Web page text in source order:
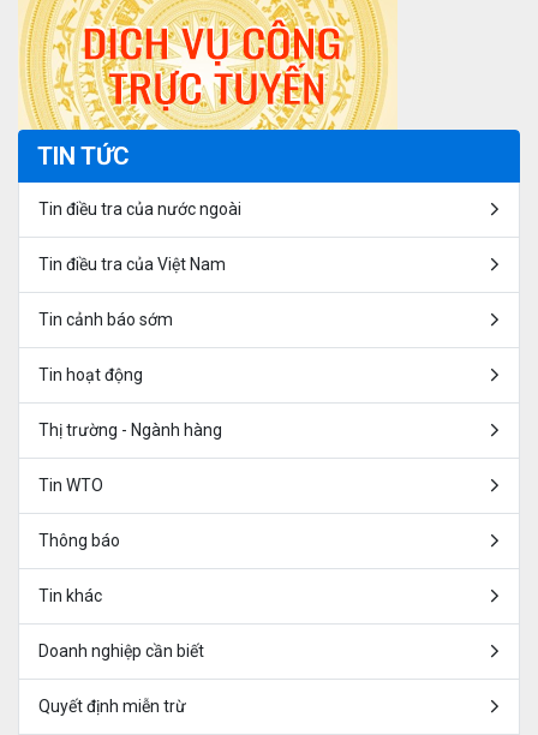
TIN TỨC
Tin điều tra của nước ngoài
Tin điều tra của Việt Nam
Tin cảnh báo sớm
Tin hoạt động
Thị trường - Ngành hàng
Tin WTO
Thông báo
Tin khác
Doanh nghiệp cần biết
Quyết định miễn trừ